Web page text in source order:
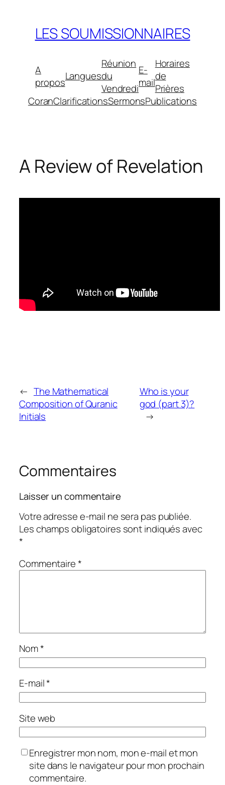
contenuLES SOUMISSIONNAIRES
A
proposLangues
Réunion
du
Vendredi
E-
mail
Horaires
de
Prières
CoranClarificationsSermonsPublications
A Review of Revelation
← The Mathematical
Composition of Quranic
Initials
Who is your
god (part 3)?
→
Commentaires
Laisser un commentaire
Votre adresse e-mail ne sera pas publiée.
Les champs obligatoires sont indiqués avec
*
Commentaire*
Nom*
E-mail*
Site web
Enregistrer mon nom, mon e-mail et mon
site dans le navigateur pour mon prochain
commentaire.